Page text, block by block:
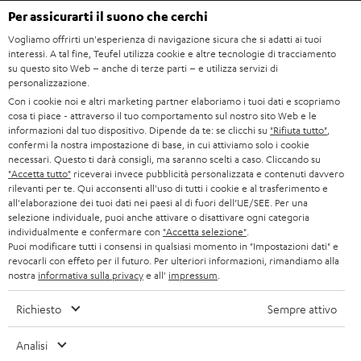
s
l
e
t
t
e
r
BLUETOOTH
CUFFIE
CUFFIE BLUETOOTH
SET STEREO
ALTOPARLANTE
ULTIMA
CUFFIE IN-EAR
FANSHOP
NOVITÁ
STAMPA
B2B
BLOG
NEWSLETTER
NEGOZI
VANTAGGI TEUFEL
LA NOSTRA STORIA
MANAGEMENT
GERMANIA
AUSTRIA
SVIZZERA
PAESI BASSI
BELGIO
FRANCIA
POLONIA
Ci riserviamo il diritto di apportare modifiche relative a specifiche tecniche,
Per assicurarti il suono che cerchi
Vogliamo offrirti un'esperienza di navigazione sicura che si adatti ai tuoi
interessi. A tal fine, Teufel utilizza cookie e altre tecnologie di tracciamento
su questo sito Web – anche di terze parti – e utilizza servizi di
personalizzazione.
Con i cookie noi e altri marketing partner elaboriamo i tuoi dati e scopriamo
cosa ti piace - attraverso il tuo comportamento sul nostro sito Web e le
informazioni dal tuo dispositivo. Dipende da te: se clicchi su "Rifiuta tutto"
confermi la nostra impostazione di base, in cui attiviamo solo i cookie
necessari. Questo ti darà consigli, ma saranno scelti a caso. Cliccando su
"Accetta tutto" riceverai invece pubblicità personalizzata e contenuti davvero
rilevanti per te. Qui acconsenti all'uso di tutti i cookie e al trasferimento e
all'elaborazione dei tuoi dati nei paesi al di fuori dell’UE/SEE. Per una
selezione individuale, puoi anche attivare o disattivare ogni categoria
individualmente e confermare con "Accetta selezione"
Puoi modificare tutti i consensi in qualsiasi momento in "Impostazioni dati" e
revocarli con effeto per il futuro. Per ulteriori informazioni, rimandiamo alla
nostra informativa sulla privacye all' impressum
Richiesto Sempre attivo
Analisi